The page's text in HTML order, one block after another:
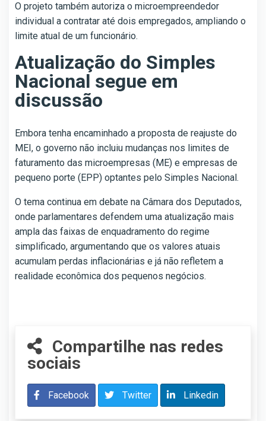
O projeto também autoriza o microempreendedor
individual a contratar até dois empregados, ampliando o
limite atual de um funcionário.
Atualização do Simples
Nacional segue em
discussão
Embora tenha encaminhado a proposta de reajuste do
MEI, o governo não incluiu mudanças nos limites de
faturamento das microempresas (ME) e empresas de
pequeno porte (EPP) optantes pelo Simples Nacional.
O tema continua em debate na Câmara dos Deputados,
onde parlamentares defendem uma atualização mais
ampla das faixas de enquadramento do regime
simplificado, argumentando que os valores atuais
acumulam perdas inflacionárias e já não refletem a
realidade econômica dos pequenos negócios.
Compartilhe nas redes
sociais
Facebook Twitter Linkedin